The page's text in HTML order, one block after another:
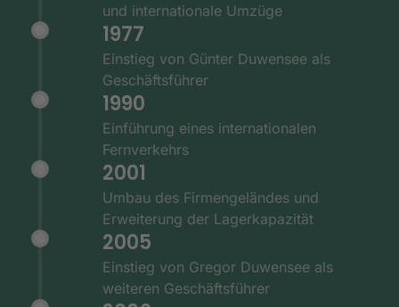
und internationale Umzüge
1977
Einstieg von Günter Duwensee als
Geschäftsführer
1990
Einführung eines internationalen
Fernverkehrs
2001
Umbau des Firmengeländes und
Erweiterung der Lagerkapazität
2005
Einstieg von Gregor Duwensee als
weiteren Geschäftsführer